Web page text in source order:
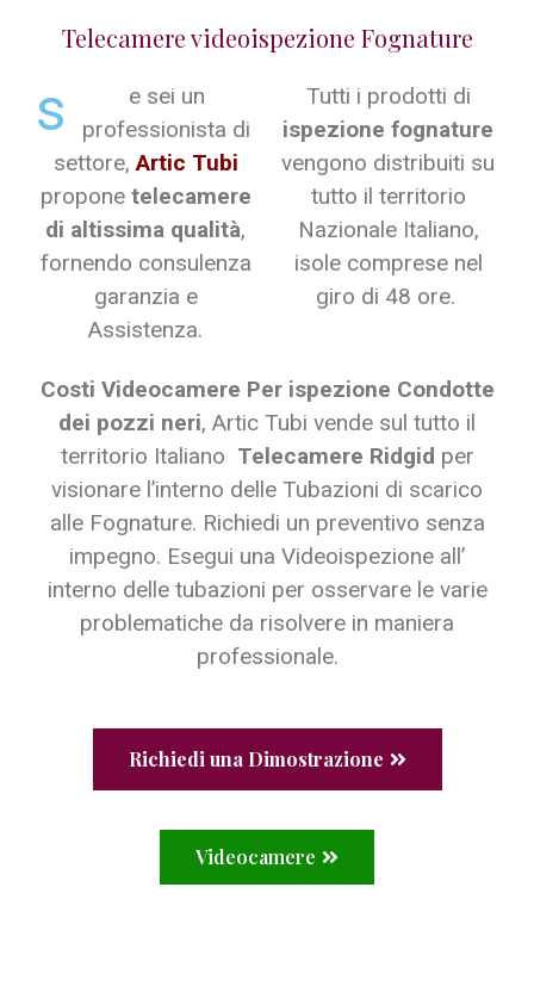
Telecamere videoispezione Fognature
s
e sei un
professionista di
settore,Artic Tubi
propone telecamere
di altissima qualità,
fornendo consulenza
garanzia e
Assistenza.
Tutti i prodotti di
ispezione fognature
vengono distribuiti su
tutto il territorio
Nazionale Italiano,
isole comprese nel
giro di 48 ore.
Costi Videocamere Per ispezione Condotte
dei pozzi neri, Artic Tubi vende sul tutto il
territorio Italiano Telecamere Ridgid per
visionare l’interno delle Tubazioni di scarico
alle Fognature. Richiedi un preventivo senza
impegno. Esegui una Videoispezione all’
interno delle tubazioni per osservare le varie
problematiche da risolvere in maniera
professionale.
Richiedi una Dimostrazione
Videocamere